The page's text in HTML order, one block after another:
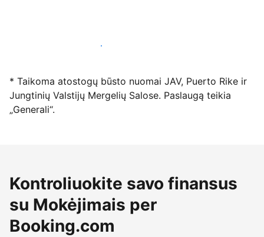
Registruotis mūsų platformoje dabar
* Taikoma atostogų būsto nuomai JAV, Puerto Rike ir
Jungtinių Valstijų Mergelių Salose. Paslaugą teikia
„Generali“.
Kontroliuokite savo finansus
su Mokėjimais per
Booking.com